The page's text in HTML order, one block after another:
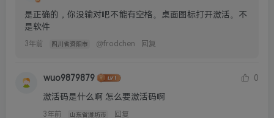
是正确的，你没输对吧不能有空格。桌面图标打开激活。不
是软件
3年前 四川省资阳市 @frodchen 回复
wuo9879879
0
激活码是什么啊 怎么要激活码啊
3年前 山东省潍坊市 回复